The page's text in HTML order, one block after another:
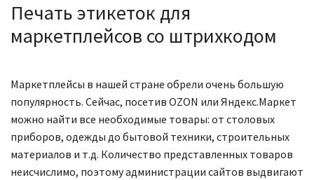
Печать этикеток для
маркетплейсов со штрихкодом
Маркетплейсы в нашей стране обрели очень большую
популярность. Сейчас, посетив OZON или Яндекс.Маркет
можно найти все необходимые товары: от столовых
приборов, одежды до бытовой техники, строительных
материалов и т.д. Количество представленных товаров
неисчислимо, поэтому администрации сайтов выдвигают